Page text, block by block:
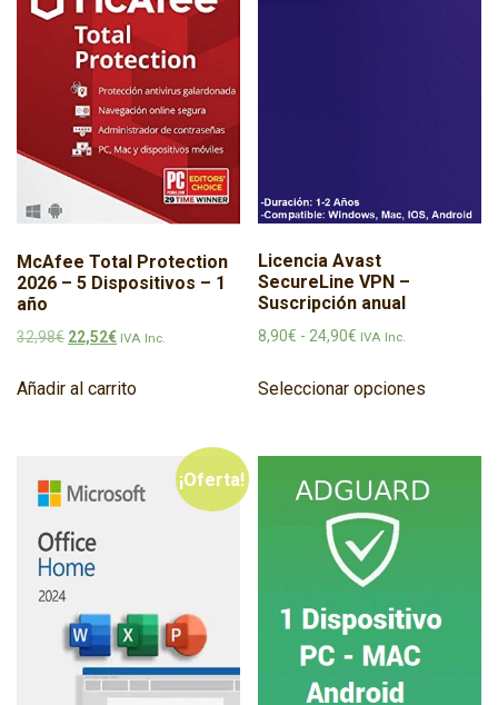
McAfee Total Protection
2026 – 5 Dispositivos – 1
año
32,98€ El precio original era: 32,98€.
22,52€El precio actual es: 22,52€.
IVA Inc.
Añadir al carrito
Licencia Avast
SecureLine VPN –
Suscripción anual
8,90€ - 24,90€ Rango de precios:
IVA Inc.
Seleccionar opciones
¡Oferta!